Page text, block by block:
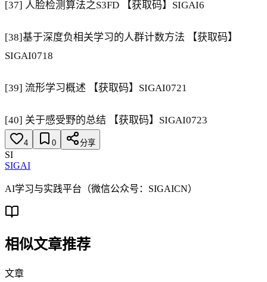
[37] 人脸检测算法之S3FD 【获取码】SIGAI6
[38]基于深度负相关学习的人群计数方法 【获取码】
SIGAI0718
[39] 流形学习概述 【获取码】SIGAI0721
[40] 关于感受野的总结 【获取码】SIGAI0723
4 0 分享
SI
SIGAI
AI学习与实践平台（微信公众号：SIGAICN）
相似文章推荐
文章